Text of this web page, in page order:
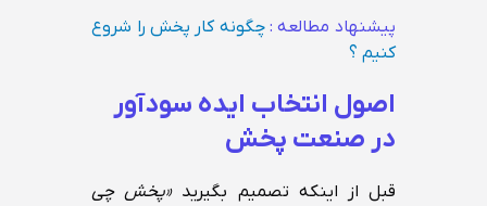
پیشنهاد مطالعه : چگونه کار پخش را شروع
کنیم ؟
اصول انتخاب ایده سودآور
در صنعت پخش
قبل از اینکه تصمیم بگیرید«پخش چی